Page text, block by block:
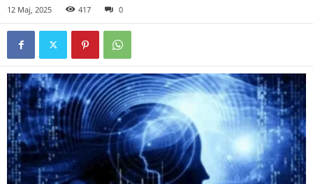
12 Maj, 2025 417 0